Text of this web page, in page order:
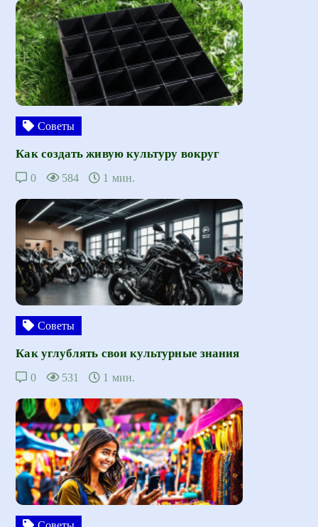
Советы
Как создать живую культуру вокруг
0 584 1 мин.
Советы
Как углублять свои культурные знания
0 531 1 мин.